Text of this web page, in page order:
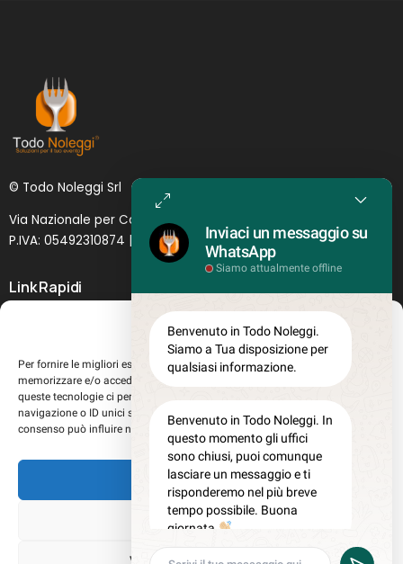
Gestisci Consenso
Per fornire le migliori esperienze, utilizziamo tecnologie come i cookie per
memorizzare e/o accedere alle informazioni del dispositivo. Il consenso a
queste tecnologie ci permetterà di elaborare dati come il comportamento di
navigazione o ID unici su questo sito. Non acconsentire o ritirare il
consenso può influire negativamente su alcune caratteristiche e funzioni.
Accetta
Nega
© Todo Noleggi Srl
Via Nazionale per Catania, 6 | 95024 - Acireale (CT)
P.IVA: 05492310874 | SDI: MJ1 O YNU (Lettera )
Link Rapidi
Chi siamo
Perché sceglierci
Registrati al sito
Lavora con noi
Misure teglie Gastronorm
Inviaci un messaggio su
WhatsApp
Siamo attualmente offline
Benvenuto in Todo Noleggi.
Siamo a Tua disposizione per
qualsiasi informazione.
Benvenuto in Todo Noleggi. In
questo momento gli uffici
sono chiusi, puoi comunque
lasciare un messaggio e ti
risponderemo nel più breve
tempo possibile. Buona
giornata